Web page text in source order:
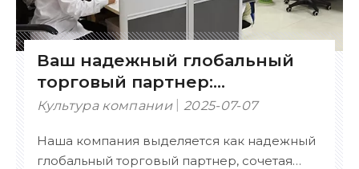
Ваш надежный глобальный
торговый партнер:
сертифицированный,
комплексный
Культура компании 2025-07-07
Наша компания выделяется как надежный
глобальный торговый партнер, сочетая